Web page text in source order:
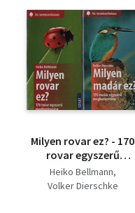
Milyen rovar ez? - 170
rovar egyszerű
meghatározása +
Milyen madár ez? - 170
Heiko Bellmann
Volker Dierschke